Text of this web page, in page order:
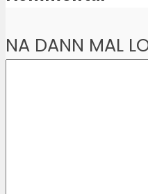
NA DANN MAL